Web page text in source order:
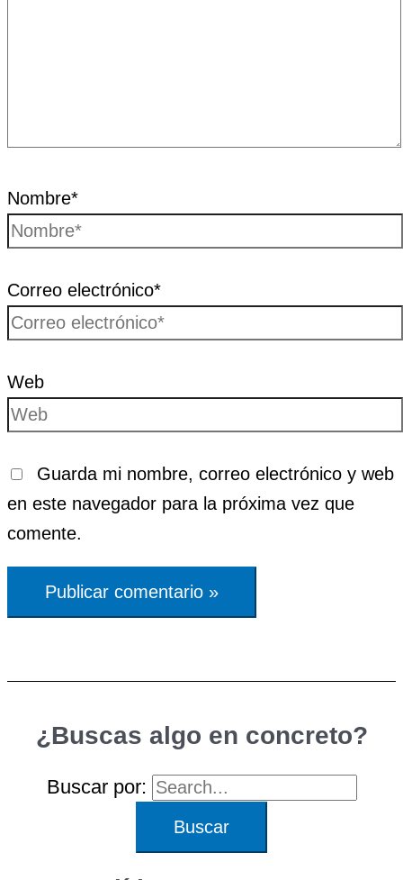
Nombre*
Correo electrónico*
Web
Guarda mi nombre, correo electrónico y web
en este navegador para la próxima vez que
comente.
¿Buscas algo en concreto?
Buscar por: